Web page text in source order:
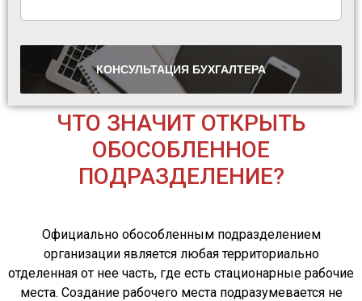
КОНСУЛЬТАЦИЯ БУХГАЛТЕРА
ЧТО ЗНАЧИТ ОТКРЫТЬ
ОБОСОБЛЕННОЕ
ПОДРАЗДЕЛЕНИЕ?
Официально обособленным подразделением
организации является любая территориально
отделенная от нее часть, где есть стационарные рабочие
места. Создание рабочего места подразумевается не